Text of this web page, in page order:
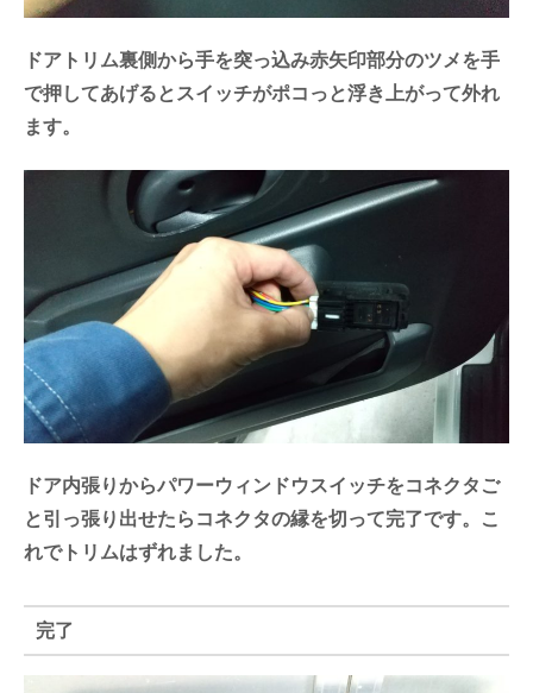
ドアトリム裏側から手を突っ込み赤矢印部分のツメを手
で押してあげるとスイッチがポコっと浮き上がって外れ
ます。
ドア内張りからパワーウィンドウスイッチをコネクタご
と引っ張り出せたらコネクタの縁を切って完了です。こ
れでトリムはずれました。
完了